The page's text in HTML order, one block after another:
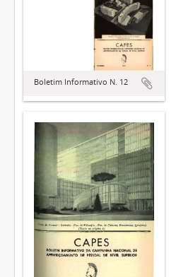
Boletim Informativo N. 12